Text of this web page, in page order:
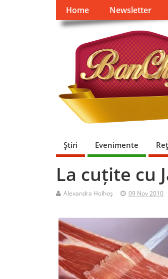
Home Newsletter
Ştiri Evenimente
La cuțite cu
Alexandra Holhoş 09 Nov 2010